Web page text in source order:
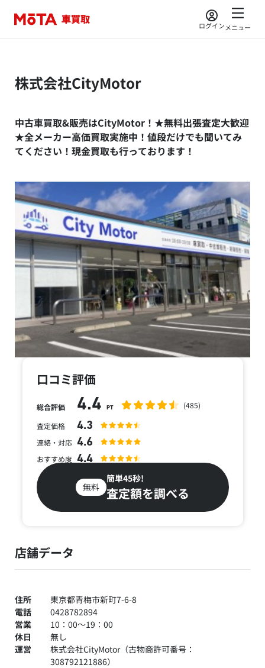
ログインメニュー
株式会社CityMotor
中古車買取&販売はCityMotor！★無料出張査定大歓迎
★全メーカー高価買取実施中！値段だけでも聞いてみ
てください！現金買取も行っております！
口コミ評価
総合評価 4.4 PT (485)
査定価格
連絡・対応
おすすめ度
4.3
4.6
4.4
無料
簡単45秒!
査定額を調べる
店舗データ
住所
東京都青梅市新町7-6-8
電話
0428782894
営業
10：00～19：00
休日
無し
運営
株式会社CityMotor（古物商許可番号：
308792121886）